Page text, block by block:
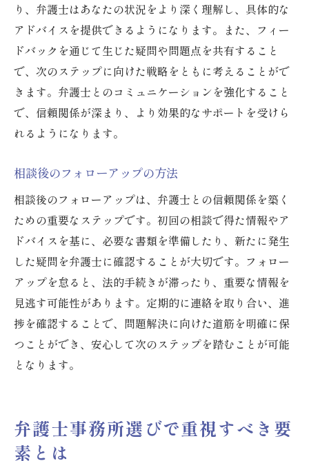
り、弁護士はあなたの状況をより深く理解し、具体的な
アドバイスを提供できるようになります。また、フィー
ドバックを通じて生じた疑問や問題点を共有すること
で、次のステップに向けた戦略をともに考えることがで
きます。弁護士とのコミュニケーションを強化すること
で、信頼関係が深まり、より効果的なサポートを受けら
れるようになります。
相談後のフォローアップの方法
相談後のフォローアップは、弁護士との信頼関係を築く
ための重要なステップです。初回の相談で得た情報やア
ドバイスを基に、必要な書類を準備したり、新たに発生
した疑問を弁護士に確認することが大切です。フォロー
アップを怠ると、法的手続きが滞ったり、重要な情報を
見逃す可能性があります。定期的に連絡を取り合い、進
捗を確認することで、問題解決に向けた道筋を明確に保
つことができ、安心して次のステップを踏むことが可能
となります。
弁護士事務所選びで重視すべき要
素とは